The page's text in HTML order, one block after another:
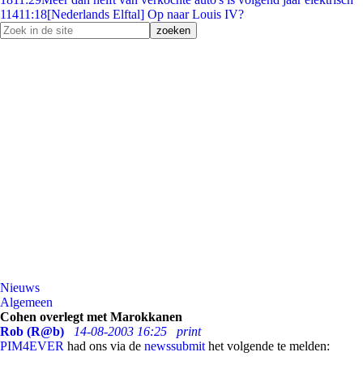
11411:18[Nederlands Elftal] Op naar Louis IV?
Nieuws
Algemeen
Cohen overlegt met Marokkanen
Rob (R@b)
14-08-2003 16:25
print
PIM4EVER had ons via de newssubmit het volgende te melden: